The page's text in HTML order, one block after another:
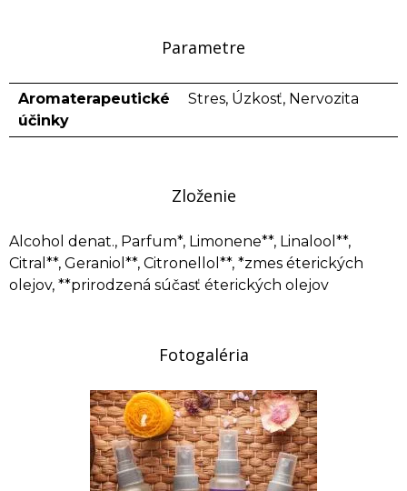
Parametre
Aromaterapeutické
účinky
Stres, Úzkosť, Nervozita
Zloženie
Alcohol denat., Parfum*, Limonene**, Linalool**,
Citral**, Geraniol**, Citronellol**, *zmes éterických
olejov, **prirodzená súčasť éterických olejov
Fotogaléria